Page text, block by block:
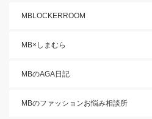
MBLOCKERROOM
MB×しまむら
MBのAGA日記
MBのファッションお悩み相談所